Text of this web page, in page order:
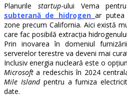
Planurile startup-ului Vema
subterană de hidrogen ar putea
zone precum California. Aici există
care fac posibilă extracția
Prin inovarea în domeniul
serverelor terestre va deveni mai
Inclusiv energia nucleară este o
Microsoft a redeschis în 2024
Mile Islandpentru a furniza
date.